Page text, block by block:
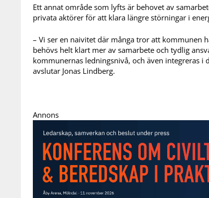
Ett annat område som lyfts är behovet av
privata aktörer för att klara längre störningar i
– Vi ser en naivitet där många tror att kommunen
behövs helt klart mer av samarbete och tydlig
kommunernas ledningsnivå, och även integreras
avslutar Jonas Lindberg.
Annons